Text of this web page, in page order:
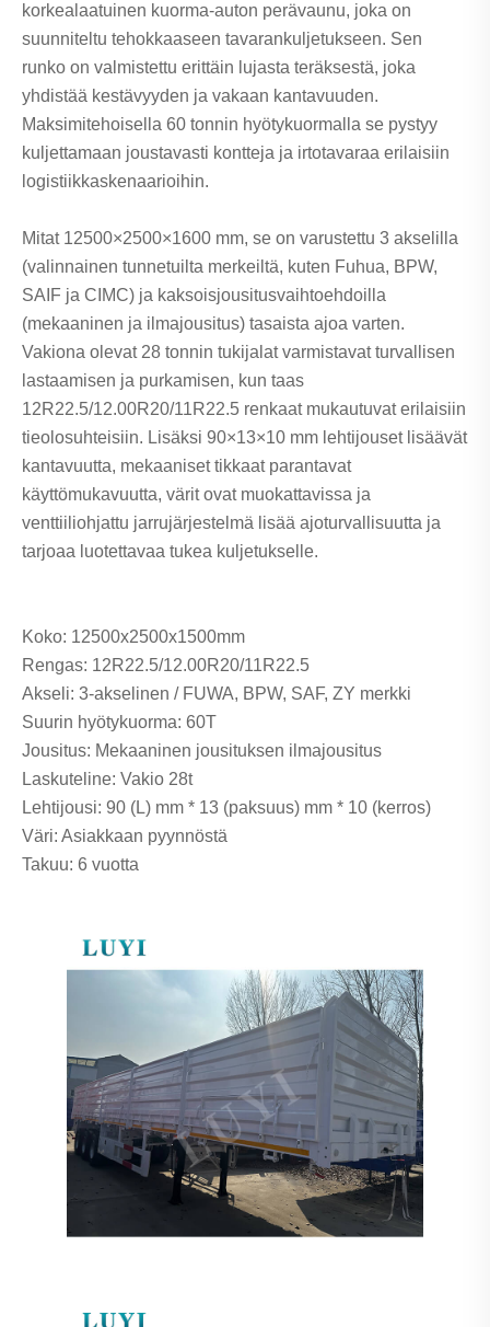
korkealaatuinen kuorma-auton perävaunu, joka on
suunniteltu tehokkaaseen tavarankuljetukseen. Sen
runko on valmistettu erittäin lujasta teräksestä, joka
yhdistää kestävyyden ja vakaan kantavuuden.
Maksimitehoisella 60 tonnin hyötykuormalla se pystyy
kuljettamaan joustavasti kontteja ja irtotavaraa erilaisiin
logistiikkaskenaarioihin.
Mitat 12500×2500×1600 mm, se on varustettu 3 akselilla
(valinnainen tunnetuilta merkeiltä, ​​kuten Fuhua, BPW,
SAIF ja CIMC) ja kaksoisjousitusvaihtoehdoilla
(mekaaninen ja ilmajousitus) tasaista ajoa varten.
Vakiona olevat 28 tonnin tukijalat varmistavat turvallisen
lastaamisen ja purkamisen, kun taas
12R22.5/12.00R20/11R22.5 renkaat mukautuvat erilaisiin
tieolosuhteisiin. Lisäksi 90×13×10 mm lehtijouset lisäävät
kantavuutta, mekaaniset tikkaat parantavat
käyttömukavuutta, värit ovat muokattavissa ja
venttiiliohjattu jarrujärjestelmä lisää ajoturvallisuutta ja
tarjoaa luotettavaa tukea kuljetukselle.
Koko: 12500x2500x1500mm
Rengas: 12R22.5/12.00R20/11R22.5
Akseli: 3-akselinen / FUWA, BPW, SAF, ZY merkki
Suurin hyötykuorma: 60T
Jousitus: Mekaaninen jousituksen ilmajousitus
Laskuteline: Vakio 28t
Lehtijousi: 90 (L) mm * 13 (paksuus) mm * 10 (kerros)
Väri: Asiakkaan pyynnöstä
Takuu: 6 vuotta